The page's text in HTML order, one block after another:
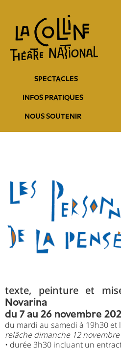
contenu
principal
entête
SPECTACLES
INFOS PRATIQUES
NOUS SOUTENIR
principale
texte, peinture et
Novarina
du 7 au 26 novembre
du mardi au samedi à 19h30 et
relâche dimanche 12 novembre
• durée 3h30 incluant un